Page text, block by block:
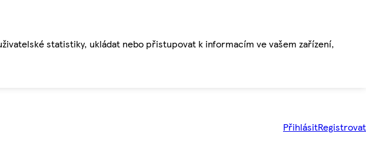
statistiky, ukládat nebo přistupovat k informacím ve vašem zařízení,
PřihlásitRegistrovat